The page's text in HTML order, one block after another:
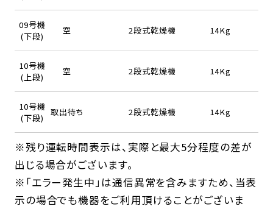
09号機
(下段)
空 2段式乾燥機 14Kg
10号機
(上段)
空 2段式乾燥機 14Kg
10号機
(下段)
取出待ち 2段式乾燥機 14Kg
※残り運転時間表示は、実際と最大5分程度の差が
出じる場合がございます。
※「エラー発生中」は通信異常を含みますため、当表
示の場合でも機器をご利用頂けることがございま